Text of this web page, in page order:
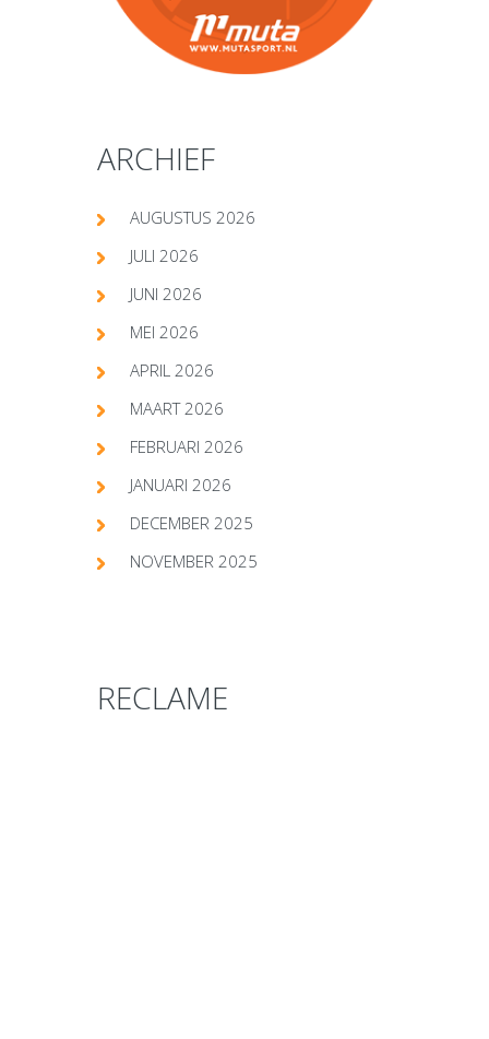
ARCHIEF
AUGUSTUS 2026
JULI 2026
JUNI 2026
MEI 2026
APRIL 2026
MAART 2026
FEBRUARI 2026
JANUARI 2026
DECEMBER 2025
NOVEMBER 2025
RECLAME